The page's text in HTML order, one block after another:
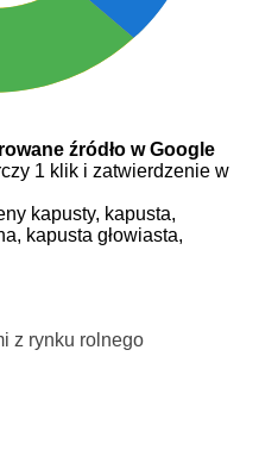
źródło w Google
1 klik i zatwierdzenie w
kapusty, kapusta,
kapusta głowiasta,
z rynku rolnego